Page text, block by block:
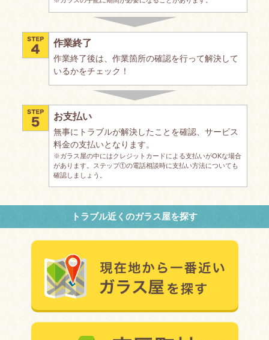
作業終了
作業終了後は、作業箇所の確認を行って解決して
いるかをチェック！
お支払い
無事にトラブルが解決したことを確認、サービス
料金の支払いとなります。
※ガラス屋の中にはクレジットカードによる支払いがOKな場合
があります。ステップ①の電話相談時に支払い方法についても
確認しましょう。
トラブル近くのガラス屋を探す